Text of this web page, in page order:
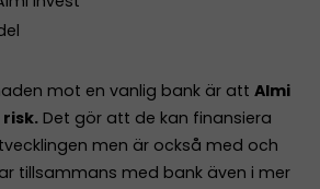
mot en vanlig bank är att Almi
Det gör att de kan finansiera
men är också med och
tillsammans med bank även i mer